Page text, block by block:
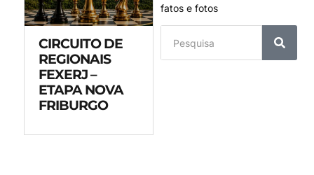
CIRCUITO DE
REGIONAIS
FEXERJ –
ETAPA NOVA
FRIBURGO
fatos e fotos